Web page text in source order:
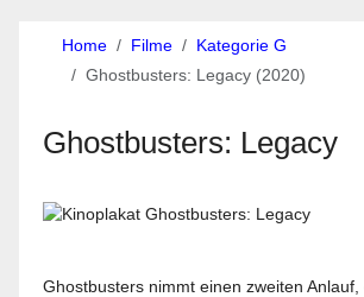
Home Filme
Kategorie G
Ghostbusters: Legacy (2020)
Ghostbusters: Legacy
Ghostbusters nimmt einen zweiten